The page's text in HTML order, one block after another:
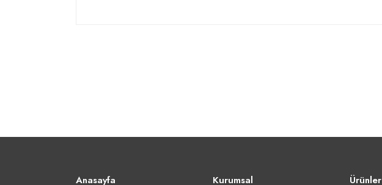
Anasayfa
Kurumsal
Ürünler